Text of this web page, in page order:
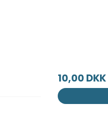
10,00 DKK